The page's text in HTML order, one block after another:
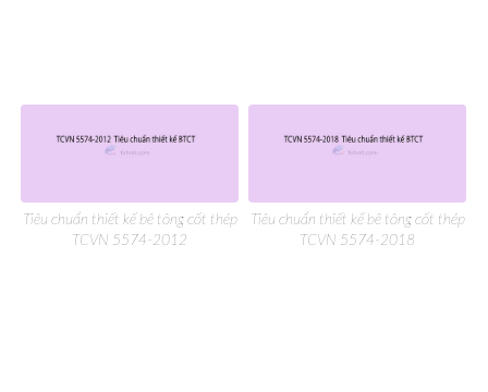
Tiêu chuẩn thiết kế bê tông cốt thép
TCVN 5574-2012
Tiêu chuẩn thiết kế bê tông cốt thép
TCVN 5574-2018